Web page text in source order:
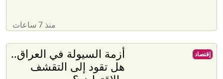
منذ 7 ساعات
أزمة السيولة في العراق..
هل تقود إلى التقشف
إقتصاد